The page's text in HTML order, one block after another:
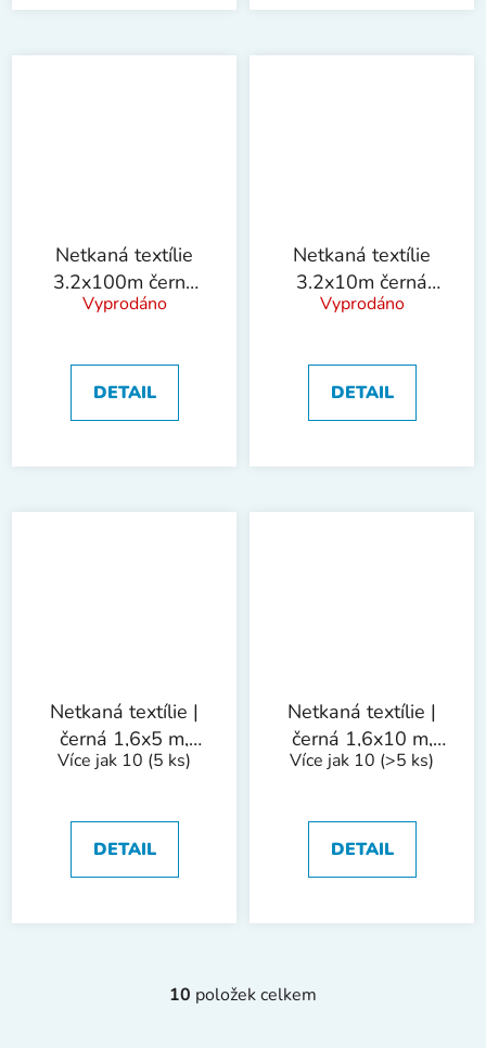
Netkaná textílie
3.2x100m černá
50g/m2
Vyprodáno
DETAIL
Netkaná textílie
3.2x10m černá
50g/m2
Vyprodáno
DETAIL
Netkaná textílie |
černá 1,6x5 m,
50g/m2
Více jak 10 (5 ks)
DETAIL
Netkaná textílie |
černá 1,6x10 m,
50g/m2
Více jak 10 (>5 ks)
DETAIL
O
10 položek celkem